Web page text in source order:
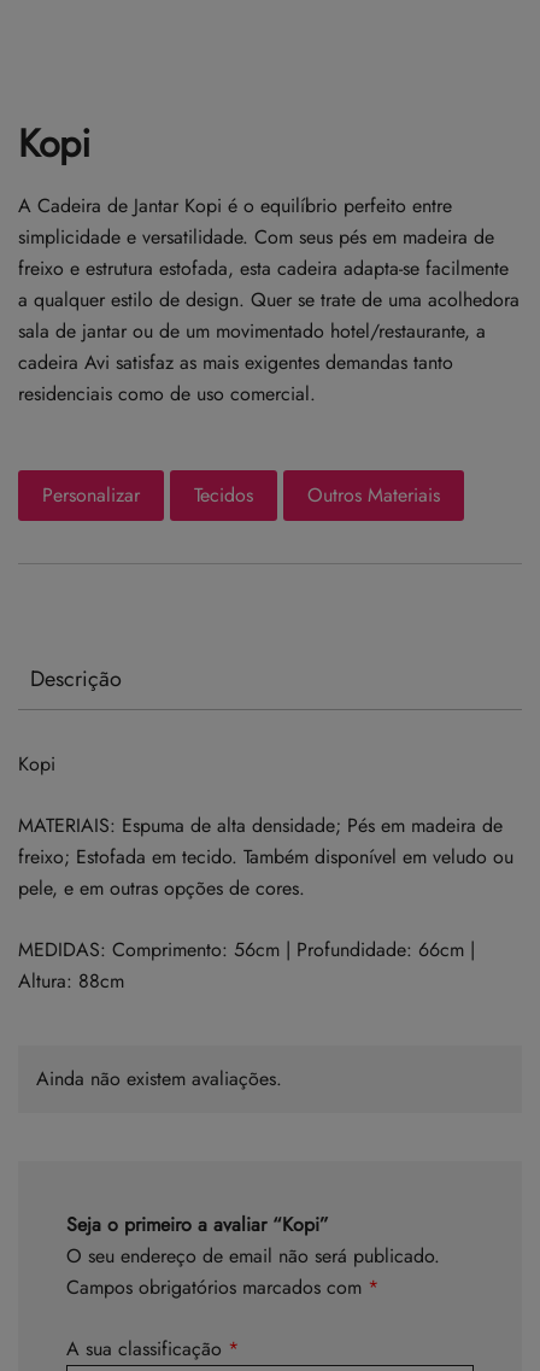
Kopi
A Cadeira de Jantar Kopi é o equilíbrio perfeito entre
simplicidade e versatilidade. Com seus pés em madeira de
freixo e estrutura estofada, esta cadeira adapta-se facilmente
a qualquer estilo de design. Quer se trate de uma acolhedora
sala de jantar ou de um movimentado hotel/restaurante, a
cadeira Avi satisfaz as mais exigentes demandas tanto
residenciais como de uso comercial.
Personalizar Tecidos Outros Materiais
Descrição
Kopi
MATERIAIS: Espuma de alta densidade; Pés em madeira de
freixo; Estofada em tecido. Também disponível em veludo ou
pele, e em outras opções de cores.
MEDIDAS: Comprimento: 56cm | Profundidade: 66cm |
Altura: 88cm
Ainda não existem avaliações.
Seja o primeiro a avaliar “Kopi”
O seu endereço de email não será publicado.
Campos obrigatórios marcados com *
A sua classificação *